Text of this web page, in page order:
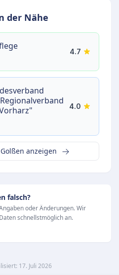
der Nähe
4.7
4.0
anzeigen
falsch?
oder Änderungen. Wir
schnellstmöglich an.
17. Juli 2026